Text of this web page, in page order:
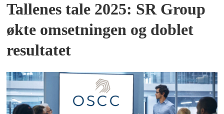
Tallenes tale 2025: SR Group
økte omsetningen og doblet
resultatet